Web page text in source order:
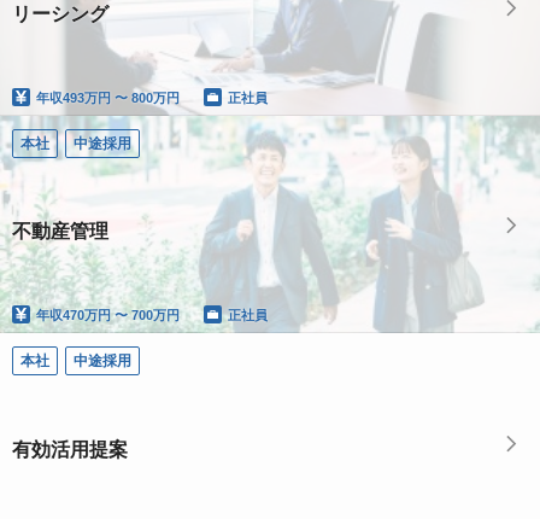
リーシング
年収493万円 〜 800万円 正社員
本社 中途採用
不動産管理
年収470万円 〜 700万円 正社員
本社 中途採用
有効活用提案